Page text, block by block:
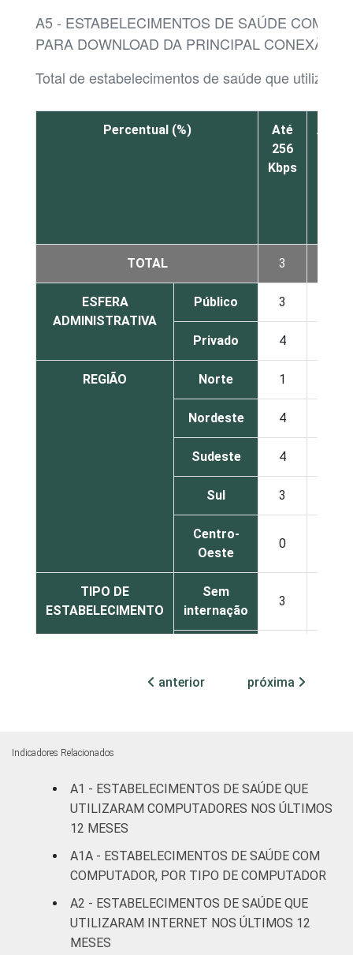
A5 - ESTABELECIMENTOS DE SAÚDE COM
PARA DOWNLOAD DA PRINCIPAL CONEXÃO
Total de estabelecimentos de saúde que
Percentual (%)
Até
256
Kbps
Acima
TOTAL 3
ESFERA
ADMINISTRATIVA
Público 3
Privado 4
REGIÃO Norte 1
Nordeste 4
Sudeste 4
Sul 3
Centro-
Oeste
0
TIPO DE
ESTABELECIMENTO
Sem
internação
3
(até 50
3
(mais de
50 leitos)
apoio à
diagnose e
terapia
4
IDENTIFICAÇÃO DE
anterior próxima
Indicadores Relacionados
A1 - ESTABELECIMENTOS DE SAÚDE QUE
UTILIZARAM COMPUTADORES NOS ÚLTIMOS
12 MESES
A1A - ESTABELECIMENTOS DE SAÚDE COM
COMPUTADOR, POR TIPO DE COMPUTADOR
A2 - ESTABELECIMENTOS DE SAÚDE QUE
UTILIZARAM INTERNET NOS ÚLTIMOS 12
MESES